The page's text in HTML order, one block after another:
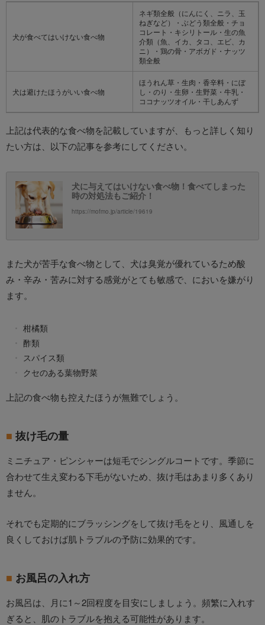
犬が食べてはいけない食べ物
ネギ類全般（にんにく、ニラ、玉
ねぎなど）・ぶどう類全般・チョ
コレート・キシリトール・生の魚
介類（魚、イカ、タコ、エビ、カ
ニ）・鶏の骨・アボガド・ナッツ
類全般
犬は避けたほうがいい食べ物
ほうれん草・生肉・香辛料・にぼ
し・のり・生卵・生野菜・牛乳・
ココナッツオイル・干しあんず
上記は代表的な食べ物を記載していますが、もっと詳しく知り
たい方は、以下の記事を参考にしてください。
犬に与えてはいけない食べ物！食べてしまった
時の対処法もご紹介！
https://mofmo.jp/article/19619
また犬が苦手な食べ物として、犬は臭覚が優れているため酸
み・辛み・苦みに対する感覚がとても敏感で、においを嫌がり
ます。
柑橘類
酢類
スパイス類
クセのある葉物野菜
上記の食べ物も控えたほうが無難でしょう。
抜け毛の量
ミニチュア・ピンシャーは短毛でシングルコートです。季節に
合わせて生え変わる下毛がないため、抜け毛はあまり多くあり
ません。
それでも定期的にブラッシングをして抜け毛をとり、風通しを
良くしておけば肌トラブルの予防に効果的です。
お風呂の入れ方
お風呂は、月に1～2回程度を目安にしましょう。頻繁に入れす
ぎると、肌のトラブルを抱える可能性があります。